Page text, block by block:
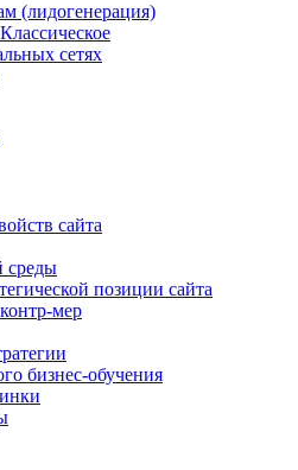
(лидогенерация)
сетях
сайта
среды
позиции сайта
мер
бизнес-обучения